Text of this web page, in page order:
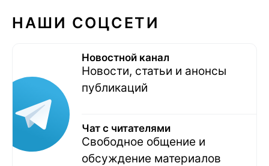
НАШИ СОЦСЕТИ
Новостной канал
Новости, статьи и анонсы
публикаций
Чат с читателями
Свободное общение и
обсуждение материалов